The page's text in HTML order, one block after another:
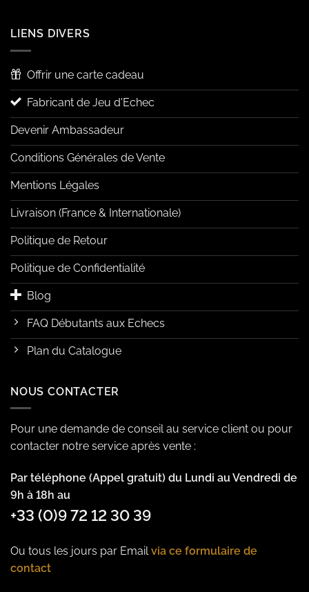
LIENS DIVERS
Offrir une carte cadeau
Fabricant de Jeu d'Echec
Devenir Ambassadeur
Conditions Générales de Vente
Mentions Légales
Livraison (France & Internationale)
Politique de Retour
Politique de Confidentialité
Blog
FAQ Débutants aux Echecs
Plan du Catalogue
NOUS CONTACTER
Pour une demande de conseil au service client ou pour
contacter notre service après vente :
Par téléphone (Appel gratuit) du Lundi au Vendredi de
9h à 18h au
+33 (0)9 72 12 30 39
Ou tous les jours par Emailvia ce formulaire de
contact